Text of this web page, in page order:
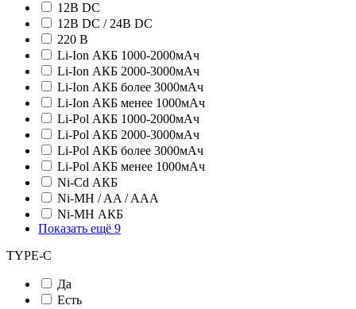
12В DC
12В DC / 24В DC
220 В
Li-Ion АКБ 1000-2000мАч
Li-Ion АКБ 2000-3000мАч
Li-Ion АКБ более 3000мАч
Li-Ion АКБ менее 1000мАч
Li-Pol АКБ 1000-2000мАч
Li-Pol АКБ 2000-3000мАч
Li-Pol АКБ более 3000мАч
Li-Pol АКБ менее 1000мАч
Ni-Cd АКБ
Ni-MH / AA / AAA
Ni-MH АКБ
Показать ещё 9
TYPE-C
Да
Есть